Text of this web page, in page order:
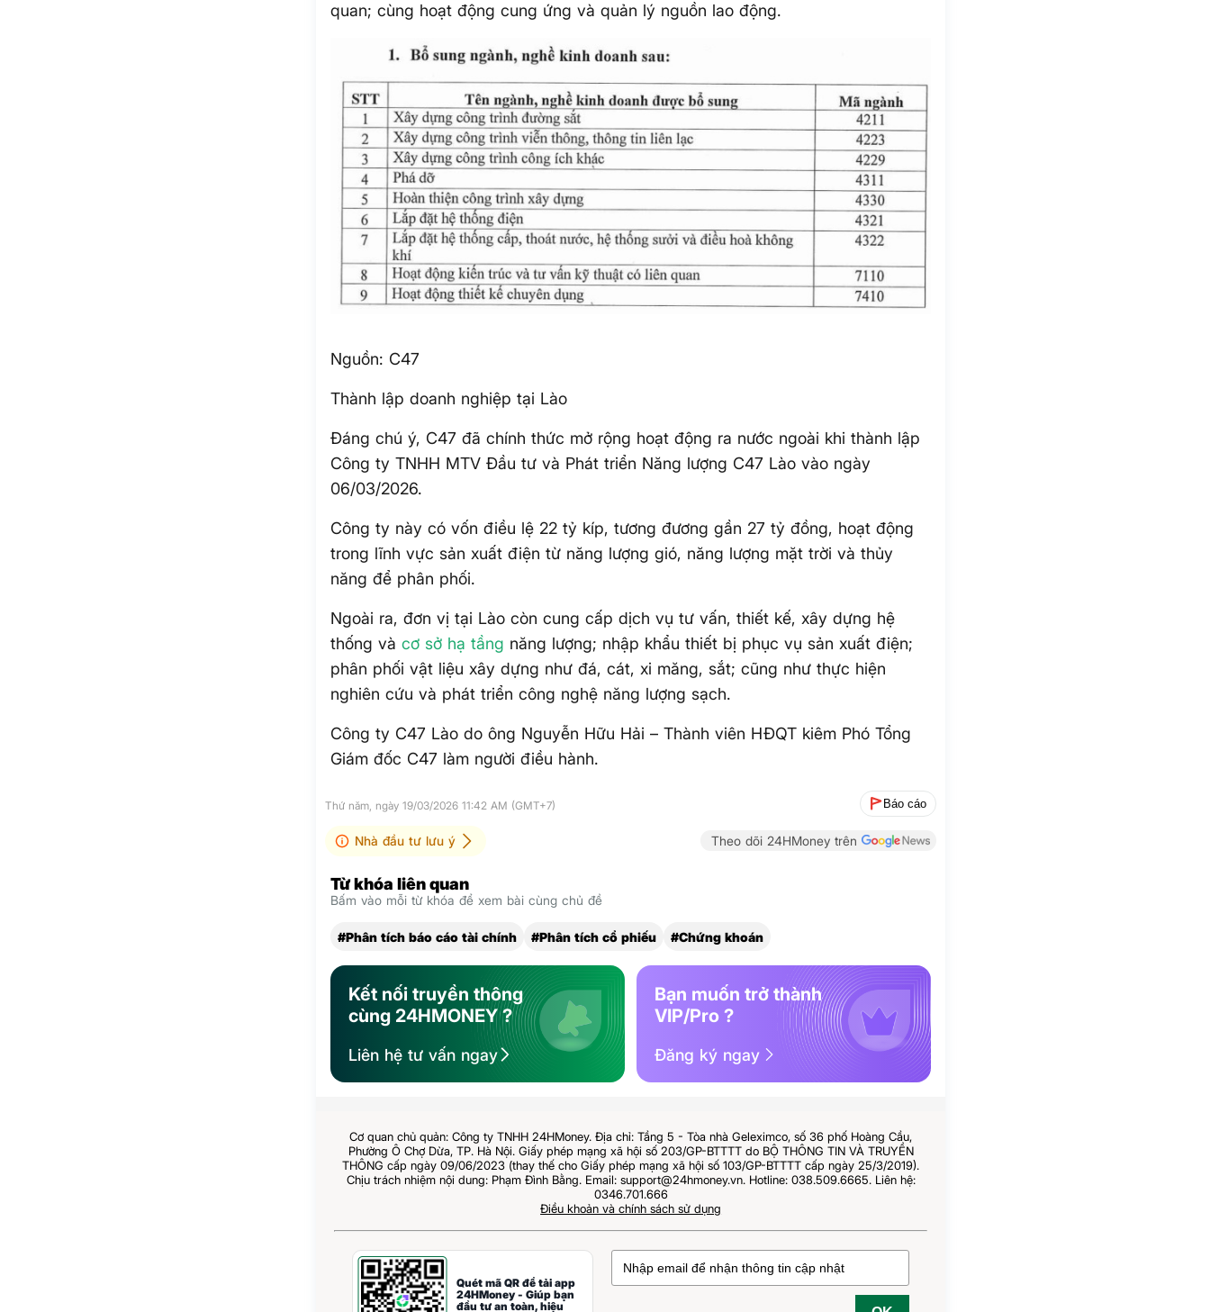
quan; cùng hoạt động cung ứng và quản lý nguồn lao động.
Nguồn: C47
Thành lập doanh nghiệp tại Lào
Đáng chú ý, C47 đã chính thức mở rộng hoạt động ra nước ngoài khi thành lập
Công ty TNHH MTV Đầu tư và Phát triển Năng lượng C47 Lào vào ngày
06/03/2026.
Công ty này có vốn điều lệ 22 tỷ kíp, tương đương gần 27 tỷ đồng, hoạt động
trong lĩnh vực sản xuất điện từ năng lượng gió, năng lượng mặt trời và thủy
năng để phân phối.
Ngoài ra, đơn vị tại Lào còn cung cấp dịch vụ tư vấn, thiết kế, xây dựng hệ
thống vàcơ sở hạ tầng năng lượng; nhập khẩu thiết bị phục vụ sản xuất điện;
phân phối vật liệu xây dựng như đá, cát, xi măng, sắt; cũng như thực hiện
nghiên cứu và phát triển công nghệ năng lượng sạch.
Công ty C47 Lào do ông Nguyễn Hữu Hải – Thành viên HĐQT kiêm Phó Tổng
Giám đốc C47 làm người điều hành.
Thứ năm, ngày 19/03/2026 11:42 AM (GMT+7) Báo cáo
Nhà đầu tư lưu ý Theo dõi 24HMoney trên
Từ khóa liên quan
Bấm vào mỗi từ khóa để xem bài cùng chủ đề
#Phân tích báo cáo tài chính #Phân tích cổ phiếu #Chứng khoán
Kết nối truyền thông
cùng 24HMONEY ?
Liên hệ tư vấn ngay
Bạn muốn trở thành
VIP/Pro ?
Đăng ký ngay
Cơ quan chủ quản: Công ty TNHH 24HMoney. Địa chỉ: Tầng 5 - Tòa nhà Geleximco, số 36 phố Hoàng Cầu,
Phường Ô Chợ Dừa, TP. Hà Nội. Giấy phép mạng xã hội số 203/GP-BTTTT do BỘ THÔNG TIN VÀ TRUYỀN
THÔNG cấp ngày 09/06/2023 (thay thế cho Giấy phép mạng xã hội số 103/GP-BTTTT cấp ngày 25/3/2019).
Chịu trách nhiệm nội dung: Phạm Đình Bằng. Email: support@24hmoney.vn. Hotline: 038.509.6665. Liên hệ:
0346.701.666
Điều khoản và chính sách sử dụng
Quét mã QR để tải app
24HMoney - Giúp bạn
đầu tư an toàn, hiệu